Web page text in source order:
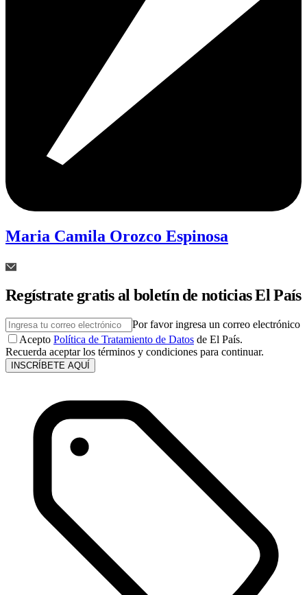
Maria Camila Orozco Espinosa
Regístrate gratis al boletín de noticias El País
Por favor ingresa un correo electrónico
Acepto Política de Tratamiento de Datos de El País.
Recuerda aceptar los términos y condiciones para continuar.
INSCRÍBETE AQUÍ